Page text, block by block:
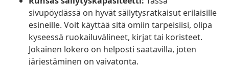
sivupöydässä on hyvät säilytysratkaisut erilaisille
esineille. Voit käyttää sitä omiin tarpeisiisi, olipa
kyseessä ruokailuvälineet, kirjat tai koristeet.
Jokainen lokero on helposti saatavilla, joten
järjestäminen on vaivatonta.